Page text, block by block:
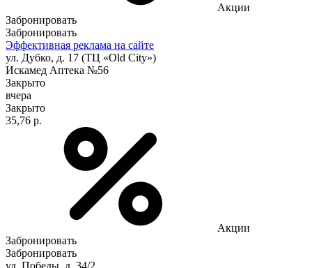
Акции
Забронировать
Забронировать
Эффективная реклама на сайте
ул. Дубко, д. 17 (ТЦ «Old City»)
Искамед Аптека №56
Закрыто
вчера
Закрыто
35,76 р.
Акции
Забронировать
Забронировать
ул. Победы, д. 34/2